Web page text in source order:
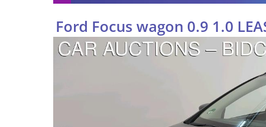
Ford Focus wagon 0.9 1.0